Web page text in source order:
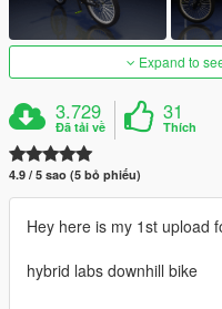
Expand to
3.729
Đã tải về
31
Thích
4.9 / 5 sao (5 bỏ phiếu)
Hey here is my 1st upload
hybrid labs downhill bike